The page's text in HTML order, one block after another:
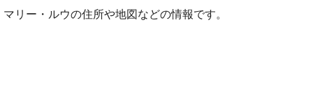
マリー・ルウの住所や地図などの情報です。